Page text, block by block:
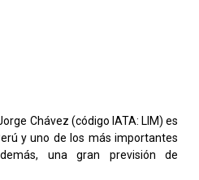
Chávez (código IATA: LIM) es
y uno de los más importantes
una gran previsión de